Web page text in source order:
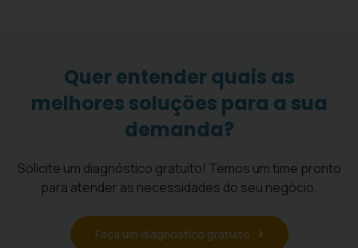
Quer entender quais as
melhores soluções para a sua
demanda?
Solicite um diagnóstico gratuito! Temos um time pronto
para atender as necessidades do seu negócio.
Faça um diagnóstico gratuito